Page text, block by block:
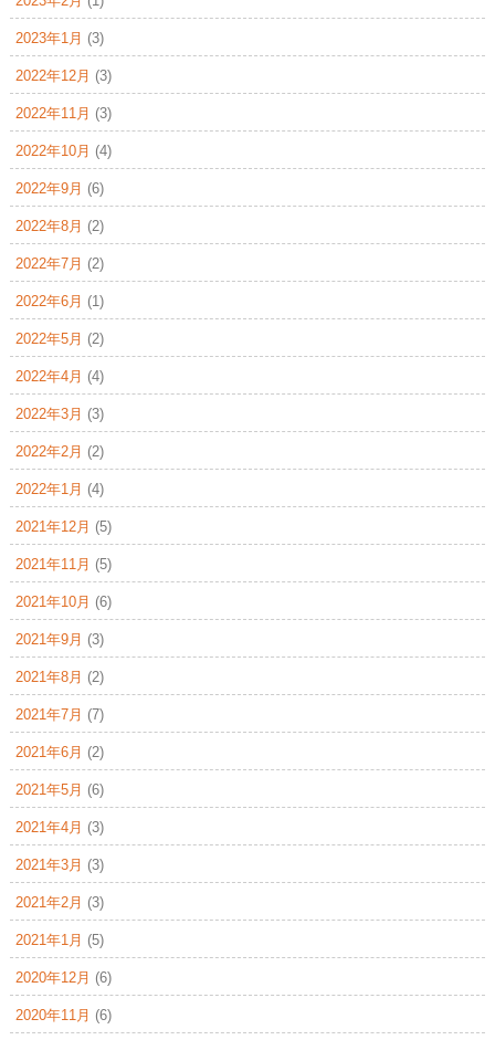
2023年1月 (3)
2022年12月 (3)
2022年11月 (3)
2022年10月 (4)
2022年9月 (6)
2022年8月 (2)
2022年7月 (2)
2022年6月 (1)
2022年5月 (2)
2022年4月 (4)
2022年3月 (3)
2022年2月 (2)
2022年1月 (4)
2021年12月 (5)
2021年11月 (5)
2021年10月 (6)
2021年9月 (3)
2021年8月 (2)
2021年7月 (7)
2021年6月 (2)
2021年5月 (6)
2021年4月 (3)
2021年3月 (3)
2021年2月 (3)
2021年1月 (5)
2020年12月 (6)
2020年11月 (6)